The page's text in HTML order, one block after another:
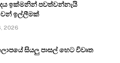
ඉක්මනින් පවත්වන්නැයි
ඉල්ලීමක්
2026
සියලු පාසල් හෙට විවෘත